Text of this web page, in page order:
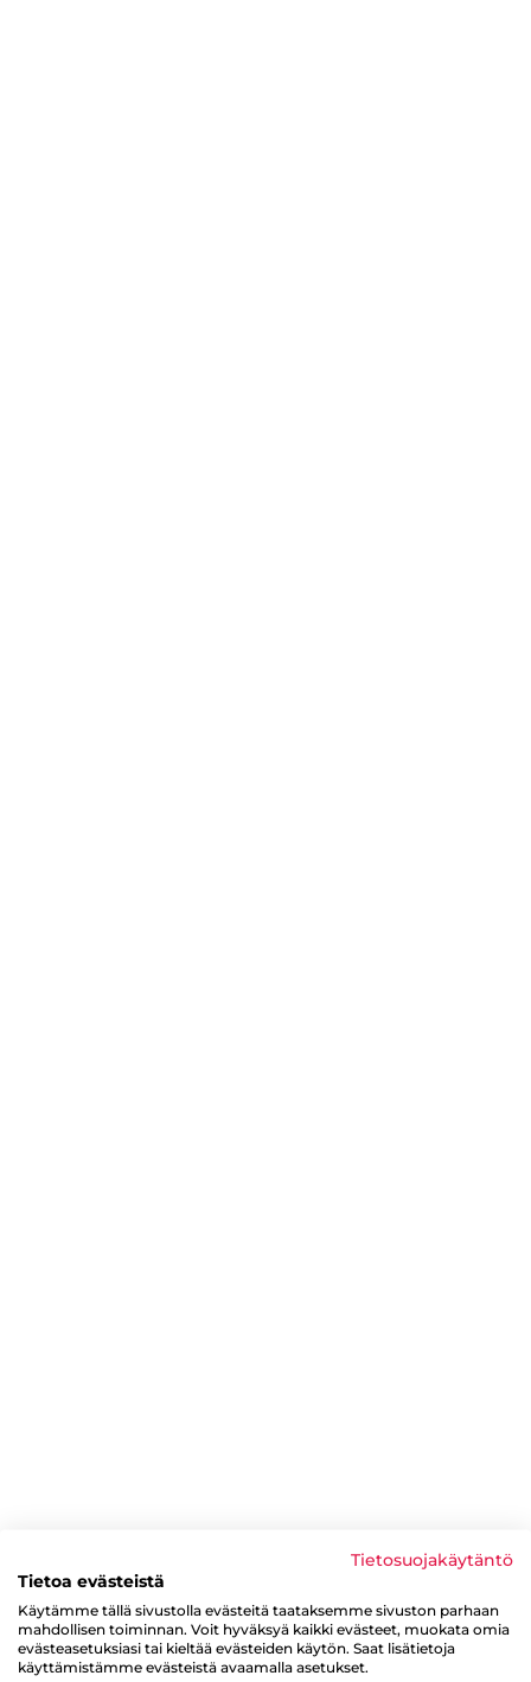
Tietosuojakäytäntö
Tietoa evästeistä
Käytämme tällä sivustolla evästeitä taataksemme sivuston parhaan
mahdollisen toiminnan. Voit hyväksyä kaikki evästeet, muokata omia
evästeasetuksiasi tai kieltää evästeiden käytön. Saat lisätietoja
käyttämistämme evästeistä avaamalla asetukset.